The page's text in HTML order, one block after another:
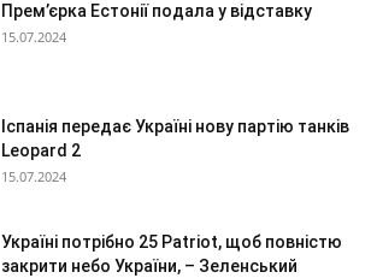
Прем’єрка Естонії подала у відставку
15.07.2024
Іспанія передає Україні нову партію танків
Leopard 2
15.07.2024
Україні потрібно 25 Patriot, щоб повністю
закрити небо України, – Зеленський